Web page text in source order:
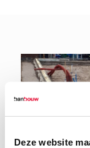
Deze website